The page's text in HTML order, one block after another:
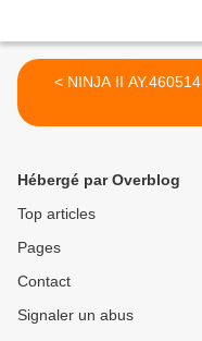
< NINJA II AY.460514
Hébergé par Overblog
Top articles
Pages
Contact
Signaler un abus